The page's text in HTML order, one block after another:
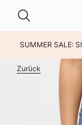
SUMMER SALE:
Zurück